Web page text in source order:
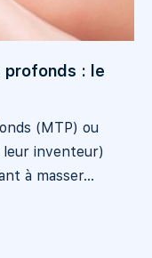
profonds : le
(MTP) ou
leur inventeur)
à masser...